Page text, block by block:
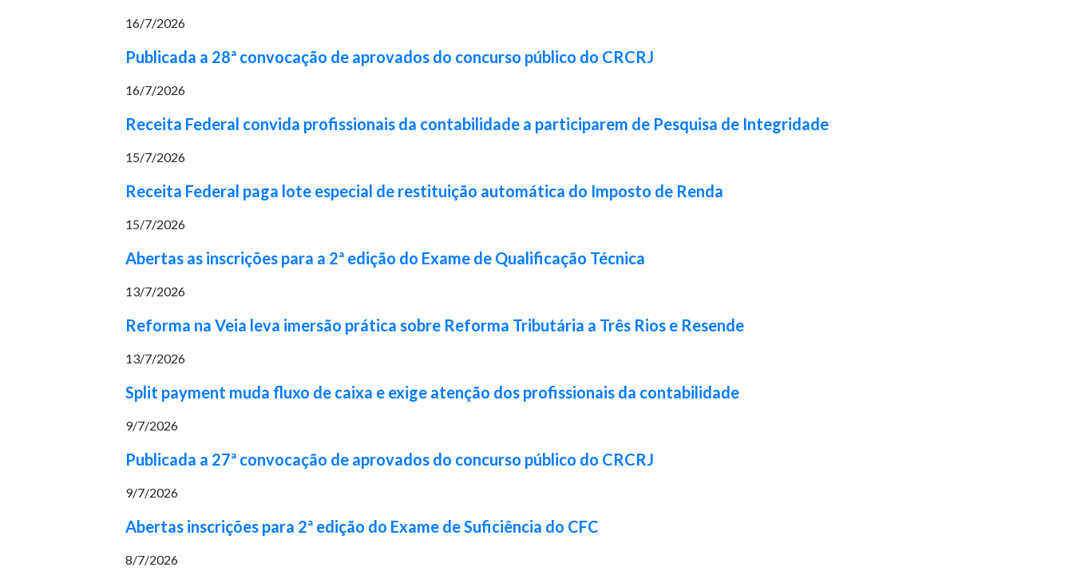
16/7/2026
Publicada a 28ª convocação de aprovados do concurso público do CRCRJ
16/7/2026
Receita Federal convida profissionais da contabilidade a participarem de Pesquisa de Integridade
15/7/2026
Receita Federal paga lote especial de restituição automática do Imposto de Renda
15/7/2026
Abertas as inscrições para a 2ª edição do Exame de Qualificação Técnica
13/7/2026
Reforma na Veia leva imersão prática sobre Reforma Tributária a Três Rios e Resende
13/7/2026
Split payment muda fluxo de caixa e exige atenção dos profissionais da contabilidade
9/7/2026
Publicada a 27ª convocação de aprovados do concurso público do CRCRJ
9/7/2026
Abertas inscrições para 2ª edição do Exame de Suficiência do CFC
8/7/2026